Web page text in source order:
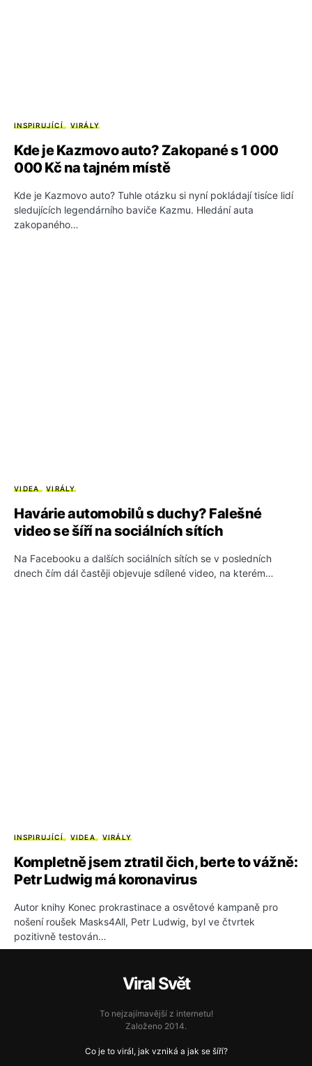
INSPIRUJÍCÍ VIRÁLY
Kde je Kazmovo auto? Zakopané s 1 000
000 Kč na tajném místě
Kde je Kazmovo auto? Tuhle otázku si nyní pokládají tisíce lidí
sledujících legendárního baviče Kazmu. Hledání auta
zakopaného…
VIDEA VIRÁLY
Havárie automobilů s duchy? Falešné
video se šíří na sociálních sítích
Na Facebooku a dalších sociálních sítích se v posledních
dnech čím dál častěji objevuje sdílené video, na kterém…
INSPIRUJÍCÍ VIDEA VIRÁLY
Kompletně jsem ztratil čich, berte to vážně:
Petr Ludwig má koronavirus
Autor knihy Konec prokrastinace a osvětové kampaně pro
nošení roušek Masks4All, Petr Ludwig, byl ve čtvrtek
pozitivně testován…
Viral Svět
To nejzajímavější z internetu!
Založeno 2014.
Co je to virál, jak vzniká a jak se šíří?